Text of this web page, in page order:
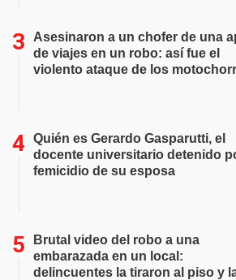
Asesinaron a un chofer de una
de viajes en un robo: así fue el
violento ataque de los
Quién es Gerardo Gasparutti, el
docente universitario detenido
femicidio de su esposa
Brutal video del robo a una
embarazada en un local:
delincuentes la tiraron al piso y